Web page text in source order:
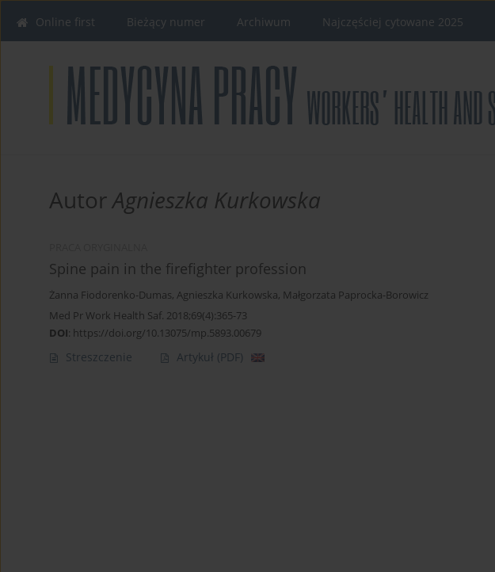
Online first Bieżący numer Archiwum Najczęściej cytowane 2025
AutorAgnieszka Kurkowska
Spine pain in the firefighter profession
Żanna Fiodorenko-Dumas, Agnieszka Kurkowska, Małgorzata Paprocka-Borowicz
Med Pr Work Health Saf. 2018;69(4):365-73
DOI: https://doi.org/10.13075/mp.5893.00679
Streszczenie Artykuł (PDF)